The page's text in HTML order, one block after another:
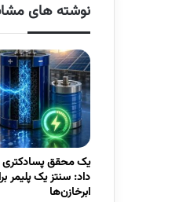
نوشته های
یک محقق
داد: سنتز یک پلیمر
ابرخازن‌ها